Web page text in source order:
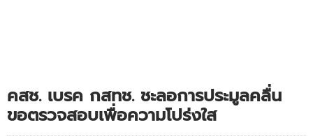
คสช. เบรค กสทช. ชะลอการประมูลคลื่น
ขอตรวจสอบเพื่อความโปร่งใส